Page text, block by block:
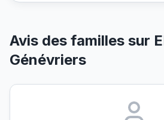
Avis des familles sur
Génévriers